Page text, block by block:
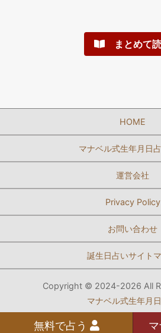
まとめて
HOME
マナベル式生年月日
運営会社
Privacy Policy
お問い合わせ
誕生日占いサイト
Copyright © 2024-2026 All
マナベル式生年月
無料で占う